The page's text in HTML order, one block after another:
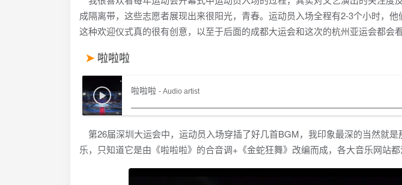
成隔离带，这些志愿者展现出来很阳光，青春。运动员入场全程有2-3个小时，他
这种欢迎仪式真的很有创意，以至于后面的成都大运会和这次的杭州亚运会都会
啦啦啦
啦啦啦 - Audio artist
第26届深圳大运会中，运动员入场穿插了好几首BGM，我印象最深的当然就
乐，只知道它是由《啦啦啦》的合音调+《金蛇狂舞》改编而成，各大音乐网站都